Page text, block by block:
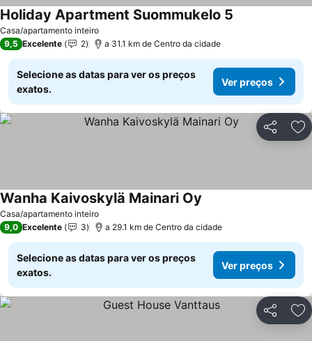
Casa/apartamento inteiro
Holiday Apartment Suommukelo 5
9,5 Excelente 2 a 31.1 km de Centro da cidade
Selecione as datas para ver os preços
exatos.
Ver preços
Partilhar
Casa/apartamento inteiro
Wanha Kaivoskylä Mainari Oy
9,0 Excelente 3 a 29.1 km de Centro da cidade
Selecione as datas para ver os preços
exatos.
Ver preços
Partilhar